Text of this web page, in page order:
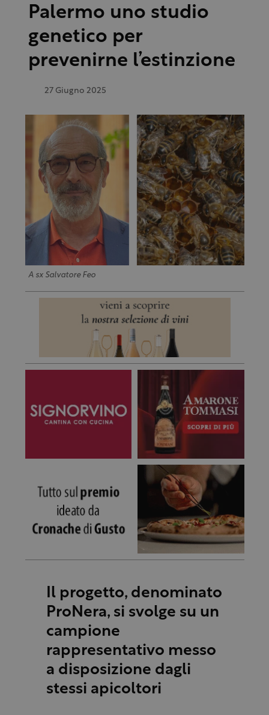
Palermo uno studio
genetico per
prevenirne l’estinzione
27 Giugno 2025
A sx Salvatore Feo
Il progetto, denominato
ProNera, si svolge su un
campione
rappresentativo messo
a disposizione dagli
stessi apicoltori